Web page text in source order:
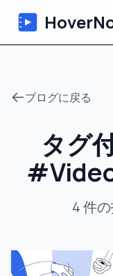
ブログに戻る
タグ
#
4件